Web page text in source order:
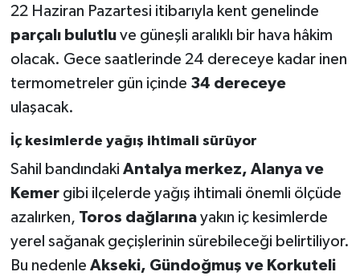
22 Haziran Pazartesi itibarıyla kent genelinde
parçalı bulutluve güneşli aralıklı bir hava hâkim
olacak. Gece saatlerinde 24 dereceye kadar inen
termometreler gün içinde 34 dereceye
ulaşacak.
İç kesimlerde yağış ihtimali sürüyor
Sahil bandındaki Antalya merkez, Alanya ve
Kemergibi ilçelerde yağış ihtimali önemli ölçüde
azalırken, Toros dağlarınayakın iç kesimlerde
yerel sağanak geçişlerinin sürebileceği belirtiliyor.
Bu nedenle Akseki, Gündoğmuş ve Korkuteli